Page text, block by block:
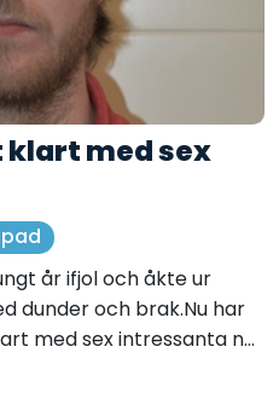
klart med sex
år ifjol och åkte ur
dunder och brak.Nu har
med sex intressanta n...